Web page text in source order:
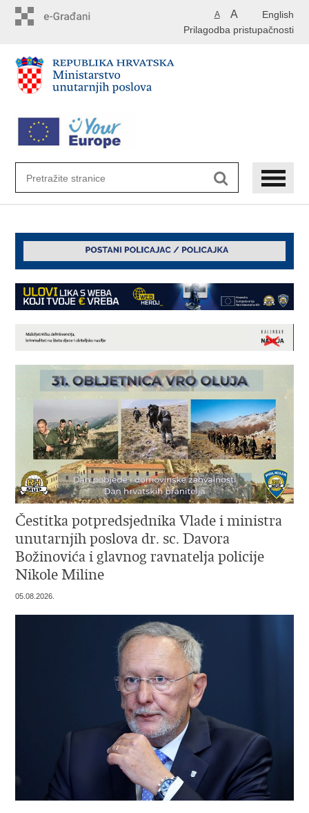
English
A A
Prilagodba pristupačnosti
Čestitka potpredsjednika Vlade i ministra
unutarnjih poslova dr. sc. Davora
Božinovića i glavnog ravnatelja policije
Nikole Miline
05.08.2026.